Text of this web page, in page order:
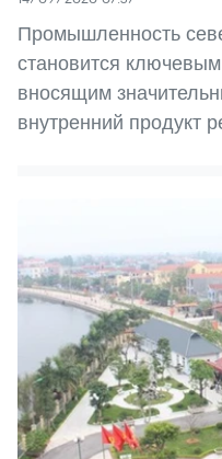
Промышленность
становится
вносящим
внутренний продукт